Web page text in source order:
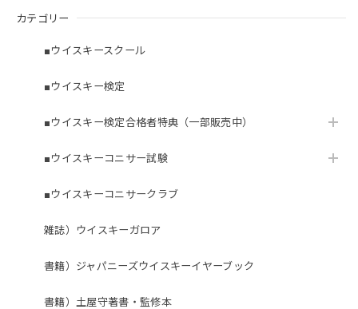
カテゴリー
■ウイスキースクール
■ウイスキー検定
■ウイスキー検定合格者特典（一部販売中）
■ウイスキーコニサー試験
■ウイスキーコニサークラブ
雑誌）ウイスキーガロア
書籍）ジャパニーズウイスキーイヤーブック
書籍）土屋守著書・監修本